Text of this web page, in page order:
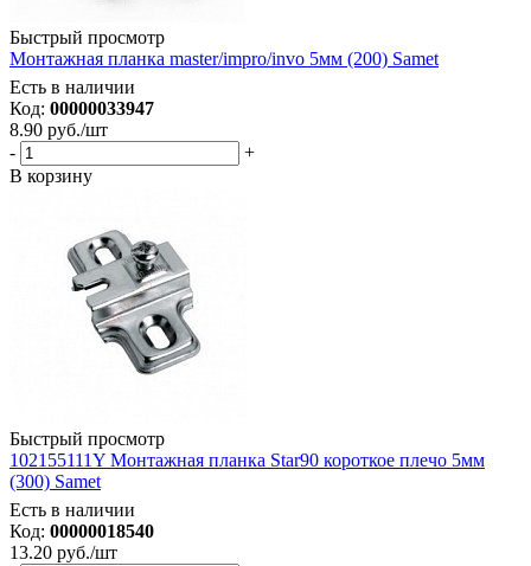
Быстрый просмотр
Монтажная планка master/impro/invo 5мм (200) Samet
Есть в наличии
Код: 00000033947
8.90 руб./шт
-
+
В корзину
Быстрый просмотр
102155111Y Монтажная планка Star90 короткое плечо 5мм
(300) Samet
Есть в наличии
Код: 00000018540
13.20 руб./шт